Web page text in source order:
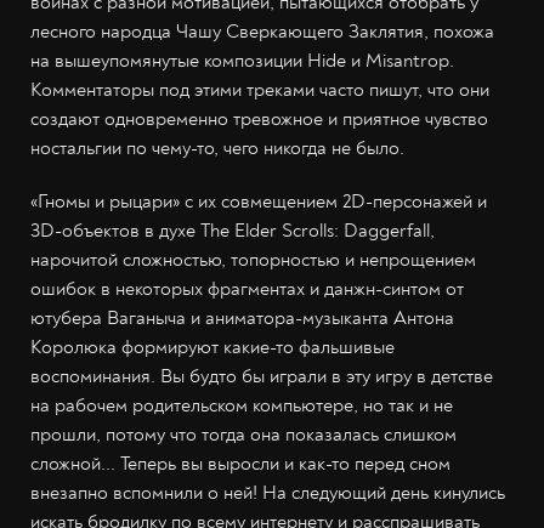
лесного народца Чашу Сверкающего Заклятия, похожа
на вышеупомянутые композиции Hide и Misantrop.
Комментаторы под этими треками часто пишут, что они
создают одновременно тревожное и приятное чувство
ностальгии по чему-то, чего никогда не было.
«Гномы и рыцари» с их совмещением 2D-персонажей и
3D-объектов в духе The Elder Scrolls: Daggerfall,
нарочитой сложностью, топорностью и непрощением
ошибок в некоторых фрагментах и данжн-синтом от
ютубера Ваганыча и аниматора-музыканта Антона
Королюка формируют какие-то фальшивые
воспоминания. Вы будто бы играли в эту игру в детстве
на рабочем родительском компьютере, но так и не
прошли, потому что тогда она показалась слишком
сложной... Теперь вы выросли и как-то перед сном
внезапно вспомнили о ней! На следующий день кинулись
искать бродилку по всему интернету и расспрашивать